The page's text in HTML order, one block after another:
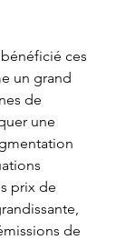
ces
un grand
de
une
prix de
de